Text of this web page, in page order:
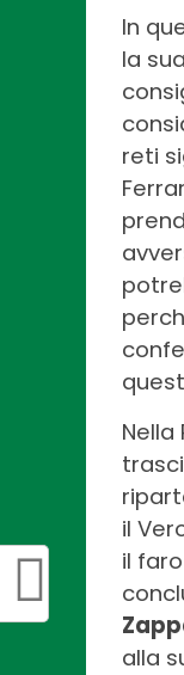
In
la
reti
Nella
il
il
alla